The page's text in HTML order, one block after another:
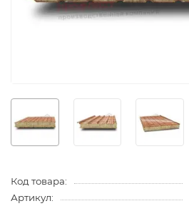
Код товара:
Артикул: